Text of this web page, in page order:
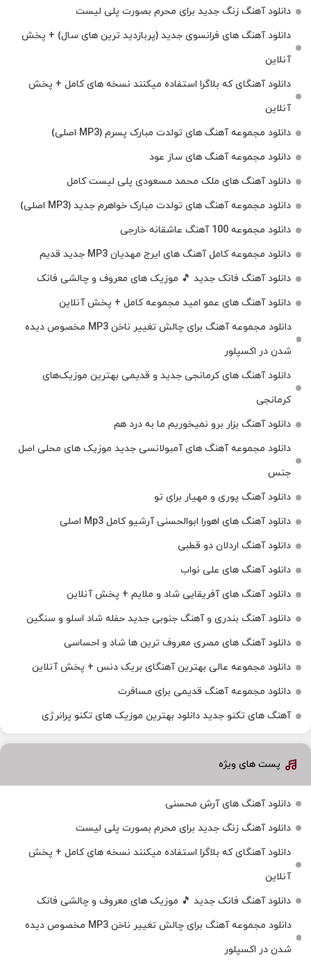
دانلود آهنگ زنگ جدید برای محرم بصورت پلی لیست
دانلود آهنگ های فرانسوی جدید (پربازدید ترین های سال) + پخش
آنلاین
دانلود آهنگای که بلاگرا استفاده میکنند نسخه های کامل + پخش
آنلاین
دانلود مجموعه آهنگ های تولدت مبارک پسرم (MP3 اصلی)
دانلود مجموعه آهنگ های ساز عود
دانلود آهنگ های ملک‌ محمد مسعودی پلی لیست کامل
دانلود مجموعه آهنگ های تولدت مبارک خواهرم جدید (MP3 اصلی)
دانلود مجموعه 100 آهنگ عاشقانه خارجی
دانلود مجموعه کامل آهنگ های ایرج مهدیان MP3 جدید قدیم
دانلود آهنگ فانک جدید 🎵 موزیک‌ های معروف و چالشی فانک
دانلود آهنگ های عمو امید مجموعه کامل + پخش آنلاین
دانلود مجموعه آهنگ برای چالش تغییر ناخن MP3 مخصوص دیده
شدن در اکسپلور
دانلود آهنگ‌ های کرمانجی جدید و قدیمی بهترین موزیک‌های
کرمانجی
دانلود آهنگ بزار برو نمیخوریم ما به درد هم
دانلود مجموعه آهنگ های آمبولانسی جدید موزیک های محلی اصل
جنس
دانلود آهنگ پوری و مهیار برای تو
دانلود آهنگ های اهورا ابوالحسنی آرشیو کامل Mp3 اصلی
دانلود آهنگ اردلان دو قطبی
دانلود آهنگ های علی نواب
دانلود آهنگ های آفریقایی شاد و ملایم + پخش آنلاین
دانلود آهنگ بندری و آهنگ جنوبی جدید حفله شاد اسلو و سنگین
دانلود آهنگ های مصری معروف ترین ها شاد و احساسی
دانلود مجموعه عالی بهترین آهنگای بریک دنس + پخش آنلاین
دانلود مجموعه آهنگ قدیمی برای مسافرت
آهنگ های تکنو جدید دانلود بهترین موزیک های تکنو پرانرژی
پست های ویژه
دانلود آهنگ های آرش محسنی
دانلود آهنگ زنگ جدید برای محرم بصورت پلی لیست
دانلود آهنگای که بلاگرا استفاده میکنند نسخه های کامل + پخش
آنلاین
دانلود آهنگ فانک جدید 🎵 موزیک‌ های معروف و چالشی فانک
دانلود مجموعه آهنگ برای چالش تغییر ناخن MP3 مخصوص دیده
شدن در اکسپلور